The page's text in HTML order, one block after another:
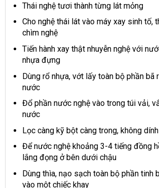
Thái nghệ tươi thành từng lát mỏng
Cho nghệ thái lát vào máy xay sinh tố,
chìm nghệ
Tiến hành xay thật nhuyễn nghệ với
nhựa đựng
Dùng rổ nhựa, vớt lấy toàn bộ phần bã
nước
Đổ phần nước nghệ vào trong túi vải,
nước
Lọc càng kỹ bột càng trong, không
Để nước nghệ khoảng 3-4 tiếng đồng
lắng đọng ở bên dưới chậu
Dùng thìa, nạo sạch toàn bộ phần tinh
vào một chiếc khay